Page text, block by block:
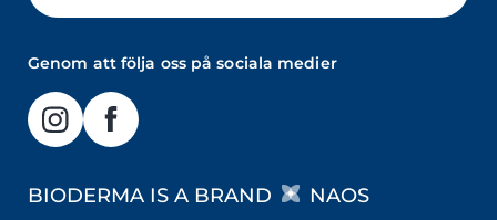
Genom att följa oss på sociala medier
BIODERMA IS A BRAND NAOS